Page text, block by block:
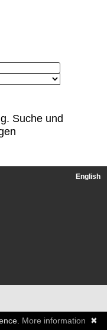
Suche und
English
✖
More information